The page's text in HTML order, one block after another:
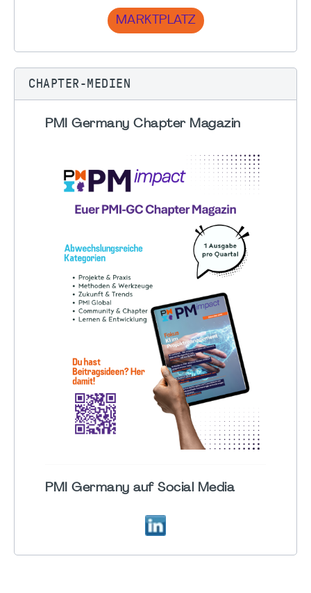
MARKTPLATZ
CHAPTER-MEDIEN
PMI Germany Chapter Magazin
PMI Germany auf Social Media